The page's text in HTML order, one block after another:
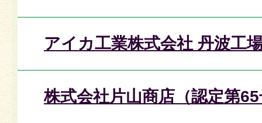
アイカ工業株式会社 丹波工
株式会社片山商店（認定第